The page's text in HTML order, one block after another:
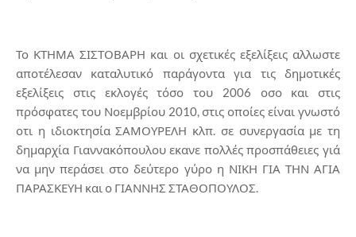
Το ΚΤΗΜΑ ΣΙΣΤΟΒΑΡΗ και οι σχετικές εξελίξεις αλλωστε
αποτέλεσαν καταλυτικό παράγοντα για τις δημοτικές
εξελίξεις στις εκλογές τόσο του 2006 οσο και στις
πρόσφατες του Νοεμβρίου 2010, στις οποίες είναι γνωστό
οτι η ιδιοκτησία ΣΑΜΟΥΡΕΛΗ κλπ. σε συνεργασία με τη
δημαρχία Γιαννακόπουλου εκανε πολλές προσπάθειες γιά
να μην περάσει στο δεύτερο γύρο η ΝΙΚΗ ΓΙΑ ΤΗΝ ΑΓΙΑ
ΠΑΡΑΣΚΕΥΗ και ο ΓΙΑΝΝΗΣ ΣΤΑΘΟΠΟΥΛΟΣ.